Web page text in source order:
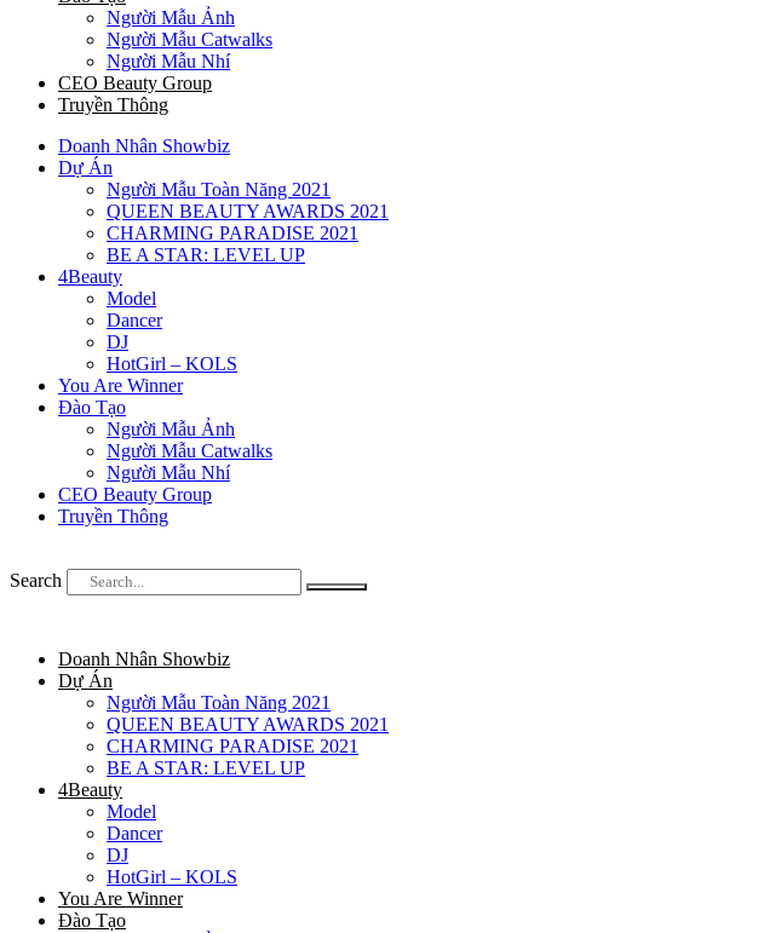
Người Mẫu Ảnh
Người Mẫu Catwalks
Người Mẫu Nhí
CEO Beauty Group
Truyền Thông
Doanh Nhân Showbiz
Dự Án
Người Mẫu Toàn Năng 2021
QUEEN BEAUTY AWARDS 2021
CHARMING PARADISE 2021
BE A STAR: LEVEL UP
4Beauty
Model
Dancer
DJ
HotGirl – KOLS
You Are Winner
Đào Tạo
Người Mẫu Ảnh
Người Mẫu Catwalks
Người Mẫu Nhí
CEO Beauty Group
Truyền Thông
Search
Doanh Nhân Showbiz
Dự Án
Người Mẫu Toàn Năng 2021
QUEEN BEAUTY AWARDS 2021
CHARMING PARADISE 2021
BE A STAR: LEVEL UP
4Beauty
Model
Dancer
DJ
HotGirl – KOLS
You Are Winner
Đào Tạo